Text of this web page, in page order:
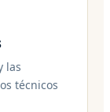
las
técnicos